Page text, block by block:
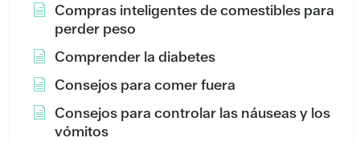
Compras inteligentes de comestibles para
perder peso
Comprender la diabetes
Consejos para comer fuera
Consejos para controlar las náuseas y los
vómitos